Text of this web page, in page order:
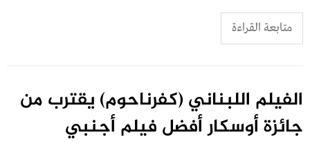
متابعة القراءة
الفيلم اللبناني (كفرناحوم) يقترب من
جائزة أوسكار أفضل فيلم أجنبي